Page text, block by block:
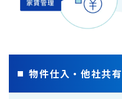
物件仕入・他社共有